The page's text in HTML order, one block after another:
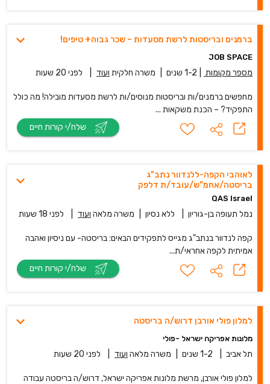
ברמנים ובריסטות לרשת מסעדות – שכר גבוה+ טיפים!
JOB SPACE
מספר מקומות 1-2 שנים משרה חלקית ועוד לפני 20 שעות
מחפשים ברמנים/ות ובריסטות מנוסים/ות לרשת מסעדות מובילה! מה כולל
התפקיד? – הכנת משקאות ...
לאוהבי הקפה-ללנדוור נתב"ג
בריסטה/אחמ"ש/עובד/ת דלפק
QAS Israel
נמל תעופה בן-גוריון ללא נסיון משרה מלאה ועוד לפני 18 שעות
קפה לנדוור בנתב"ג מגייס לתפקידים הבאים: בריסטה- עם ניסיון ואהבה
אמיתית לקפה אחראי/ת...
למלון פולי אורבן דרוש/ה בריסטה
מלונות אפריקה ישראל -פולי
תל אביב 1-2 שנים משרה מלאה ועוד לפני 20 שעות
למלון פולי אורבן, מרשת מלונות אפריקה ישראל, דרוש/ה בריסטה עבודה